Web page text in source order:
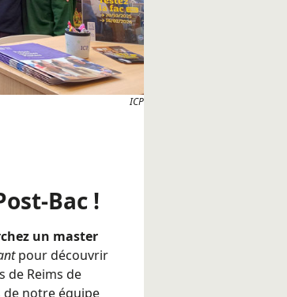
ICP
Bac !
un master
pour découvrir
de Reims de
de notre équipe